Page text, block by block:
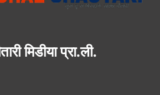
मिडीया प्रा.ली.